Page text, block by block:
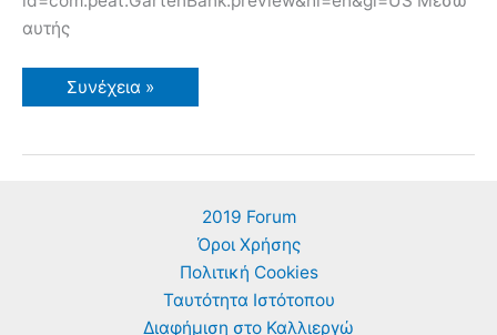
αυτής
2
χρήσιμες
τις
Συνέχεια »
2019 Forum
Όροι Χρήσης
Πολιτική Cookies
Ταυτότητα Ιστότοπου
Διαφήμιση στο Καλλιεργώ